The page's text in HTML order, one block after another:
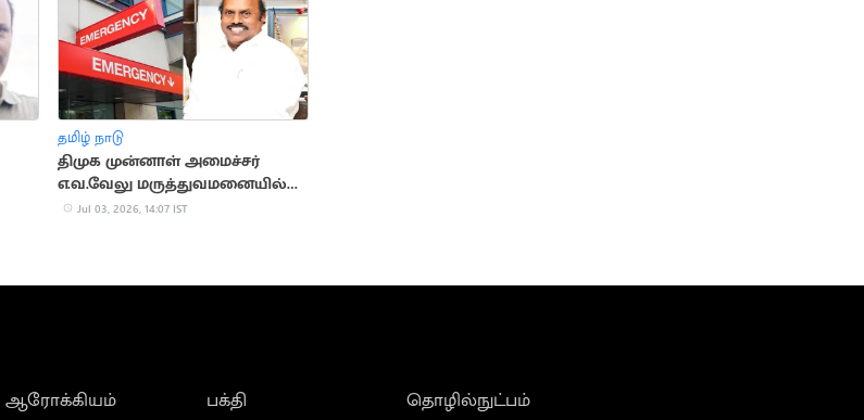
தமிழ் நாடு
திமுக முன்னாள் அமைச்சர்
எ.வ.வேலு மருத்துவமனையில்
அனுமதி
Jul 03, 2026, 14:07 IST
ஆரோக்கியம்
பக்தி
தொழில்நுட்பம்